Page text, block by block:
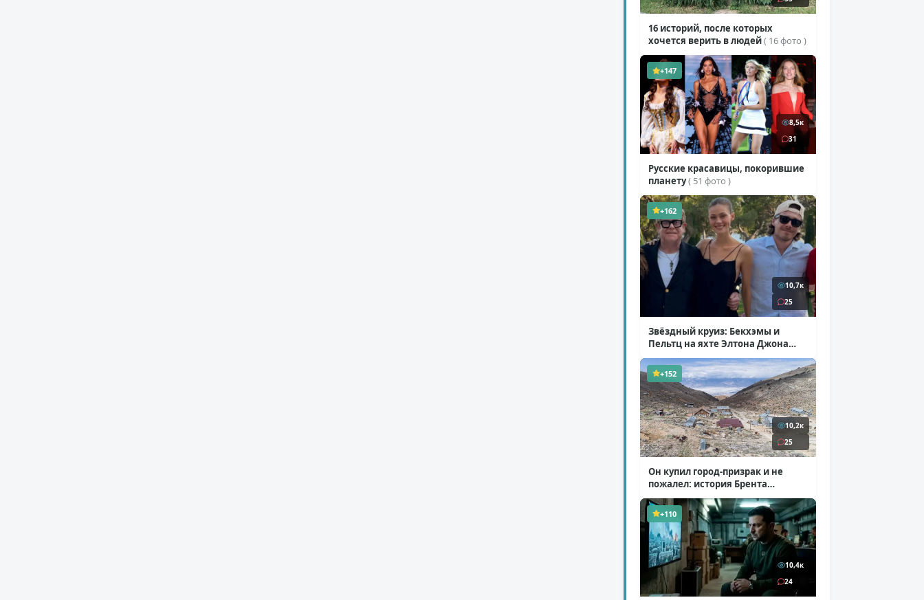
16 историй, после которых
хочется верить в людей( 16 фото )
+147
8,5к
31
Русские красавицы, покорившие
планету( 51 фото )
+162
10,7к
25
Звёздный круиз: Бекхэмы и
Пельтц на яхте Элтона Джона
( 12 фото )
+152
10,2к
25
Он купил город-призрак и не
пожалел: история Брента
Андервуда( 1 фото + 1 видео )
+110
10,4к
24